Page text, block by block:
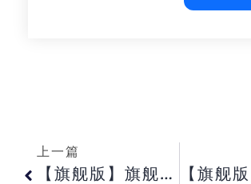
上一篇
【旗舰版】旗舰版审核仓库调拨单提示该用户没有多级审核的权限?